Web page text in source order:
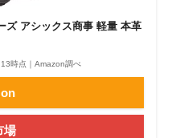
ズ アシックス商事 軽量 本革
時点｜Amazon調べ
場